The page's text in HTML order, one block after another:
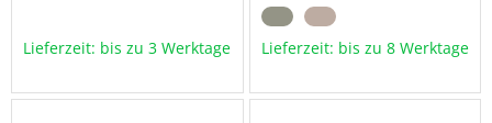
Lieferzeit: bis zu 3 Werktage Lieferzeit: bis zu 8 Werktage